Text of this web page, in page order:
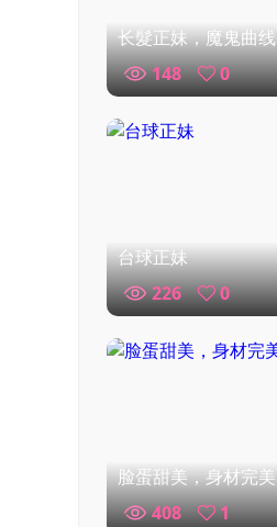
长髮正妹，魔鬼曲线
148
0
台球正妹
226
0
脸蛋甜美，身材完美
408
1